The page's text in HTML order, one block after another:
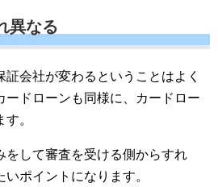
異なる
会社が変わるということはよく
ードローンも同様に、カードロー
。
をして審査を受ける側からすれ
ポイントになります。